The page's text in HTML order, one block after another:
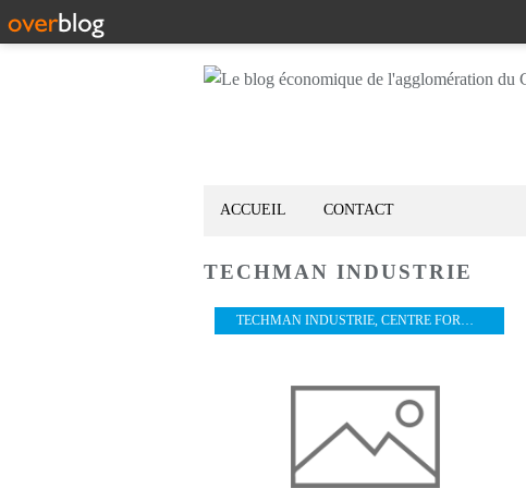
ACCUEIL CONTACT
TECHMAN INDUSTRIE
TECHMAN INDUSTRIE CENTRE FORMATION